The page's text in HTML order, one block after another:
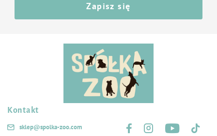
Zapisz się
Kontakt
sklep@spolka-zoo.com